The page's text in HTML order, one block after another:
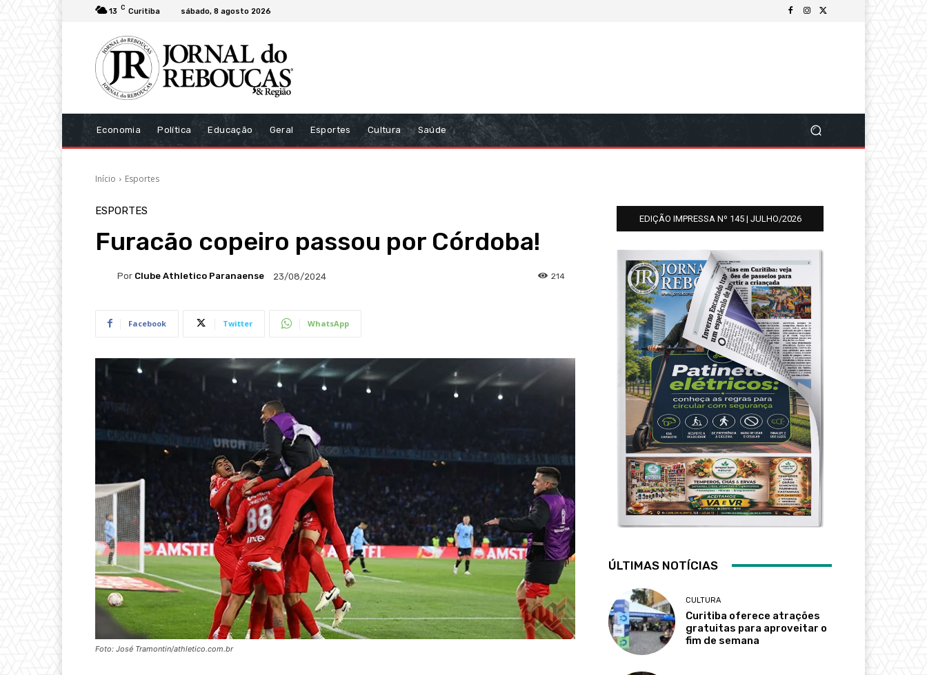
13 C Curitiba sábado, 8 agosto 2026
Economia Política Educação Geral Esportes Cultura Saúde
Início Esportes
ESPORTES
Furacão copeiro passou por Córdoba!
Por Clube Athletico Paranaense 23/08/2024 214
Facebook Twitter WhatsApp
Foto: José Tramontin/athletico.com.br
EDIÇÃO IMPRESSA Nº 145 | JULHO/2026
ÚLTIMAS NOTÍCIAS
CULTURA
Curitiba oferece atrações
gratuitas para aproveitar o
fim de semana